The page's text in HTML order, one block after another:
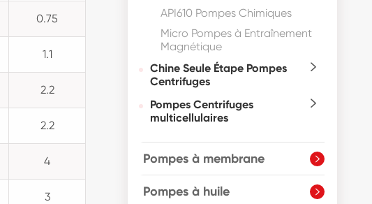
0.75
1.1
2.2
2.2
4
3
API610 Pompes Chimiques
Micro Pompes à Entraînement
Magnétique
Chine Seule Étape Pompes
Centrifuges

Pompes Centrifuges
multicellulaires

Pompes à membrane 
Pompes à huile 